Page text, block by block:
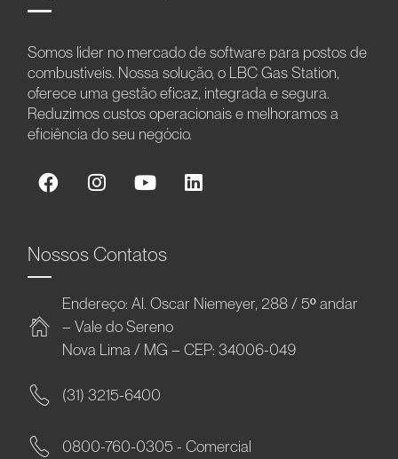
Somos líder no mercado de software para postos de
combustíveis. Nossa solução, o LBC Gas Station,
oferece uma gestão eficaz, integrada e segura.
Reduzimos custos operacionais e melhoramos a
eficiência do seu negócio.
Nossos Contatos
Endereço: Al. Oscar Niemeyer, 288 / 5º andar
– Vale do Sereno
Nova Lima / MG – CEP: 34006-049
(31) 3215-6400
0800-760-0305 - Comercial